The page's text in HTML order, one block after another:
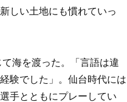
しい土地にも慣れていっ
海を渡った。「言語は違
験でした」。仙台時代には
手とともにプレーしてい